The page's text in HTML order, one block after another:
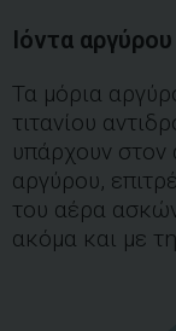
Ιόντα αργύρου
Τα μόρια
τιτανίου
υπάρχουν στον
αργύρου,
του αέρα
ακόμα και με